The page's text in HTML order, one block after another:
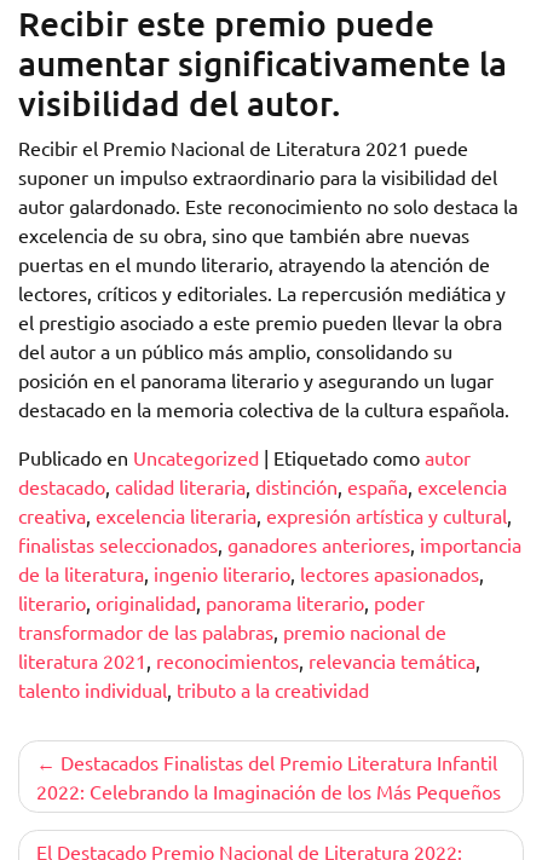
Recibir este premio puede
aumentar significativamente la
visibilidad del autor.
Recibir el Premio Nacional de Literatura 2021 puede
suponer un impulso extraordinario para la visibilidad del
autor galardonado. Este reconocimiento no solo destaca la
excelencia de su obra, sino que también abre nuevas
puertas en el mundo literario, atrayendo la atención de
lectores, críticos y editoriales. La repercusión mediática y
el prestigio asociado a este premio pueden llevar la obra
del autor a un público más amplio, consolidando su
posición en el panorama literario y asegurando un lugar
destacado en la memoria colectiva de la cultura española.
Publicado en Uncategorized | Etiquetado como autor
destacado calidad literaria distinción españa excelencia
creativa excelencia literaria expresión artística y cultural
finalistas seleccionados ganadores anteriores importancia
de la literatura ingenio literario lectores apasionados
literario originalidad panorama literario poder
transformador de las palabras premio nacional de
literatura 2021 reconocimientos relevancia temática
talento individual tributo a la creatividad
Navegación
de
Destacados Finalistas del Premio Literatura Infantil
2022: Celebrando la Imaginación de los Más Pequeños
El Destacado Premio Nacional de Literatura 2022: